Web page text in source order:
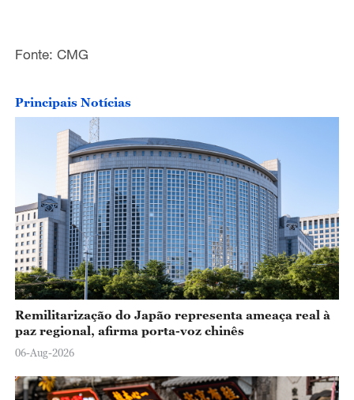
Fonte: CMG
Principais Notícias
Remilitarização do Japão representa ameaça real à
paz regional, afirma porta-voz chinês
06-Aug-2026